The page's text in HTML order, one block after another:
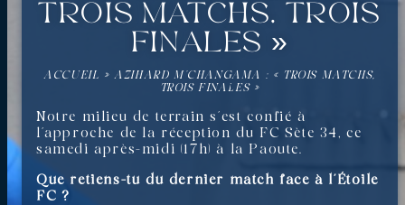
Trois matchs, trois
finales »
ACCUEIL »AZIHARD M’CHANGAMA : « TROIS MATCHS,
TROIS FINALES »
Notre milieu de terrain s’est confié à
l’approche de la réception du FC Sète 34, ce
samedi après-midi (17h) à la Paoute.
Que retiens-tu du dernier match face à l’Étoile
FC ?